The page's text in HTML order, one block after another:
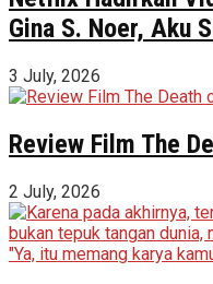
Gina S. Noer, Aku
3 July, 2026
Review Film The
2 July, 2026